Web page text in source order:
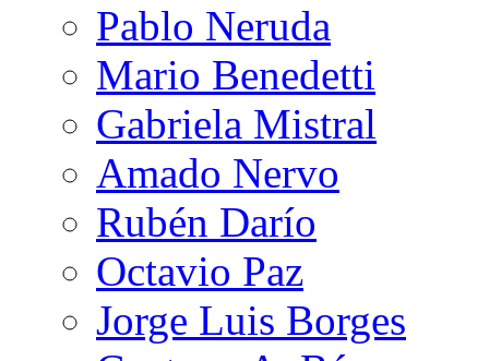
Pablo Neruda
Mario Benedetti
Gabriela Mistral
Amado Nervo
Rubén Darío
Octavio Paz
Jorge Luis Borges